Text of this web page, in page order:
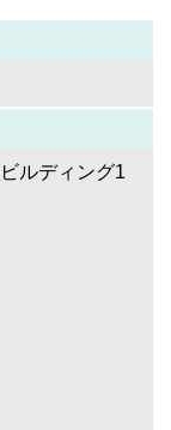
ルディング1